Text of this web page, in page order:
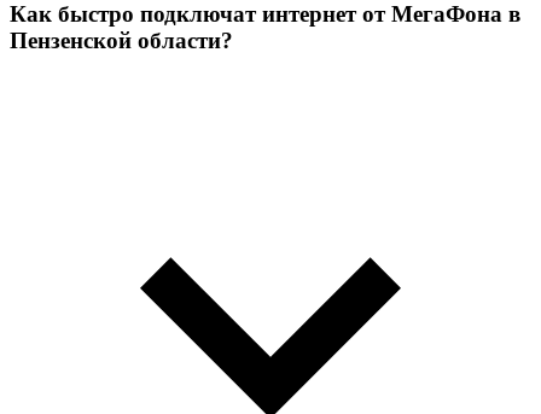
Как быстро подключат интернет от МегаФона в
Пензенской области?